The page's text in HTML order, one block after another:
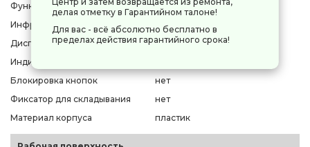
Функция пара
нет
Инфракрасный нагрев
нет
Дисплей
нет
Индикация
Блокировка кнопок
нет
Фиксатор для складывания
нет
Материал корпуса
пластик
делая отметку в Гарантийном талоне!
Для вас - всё абсолютно бесплатно в
пределах действия гарантийного срока!